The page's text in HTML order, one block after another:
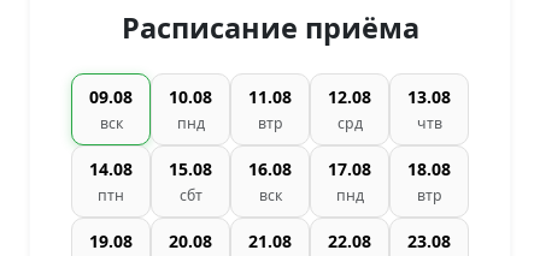
Расписание приёма
09.08
вск
10.08
пнд
11.08
втр
12.08
срд
13.08
чтв
14.08
птн
15.08
сбт
16.08
вск
17.08
пнд
18.08
втр
19.08 20.08 21.08 22.08 23.08